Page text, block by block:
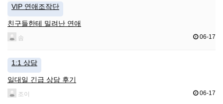
VIP 연애조작단
친구들한테 밀려난 연애
솜 06-17
1:1 상담
일대일 긴급 상담 후기
조이 06-17